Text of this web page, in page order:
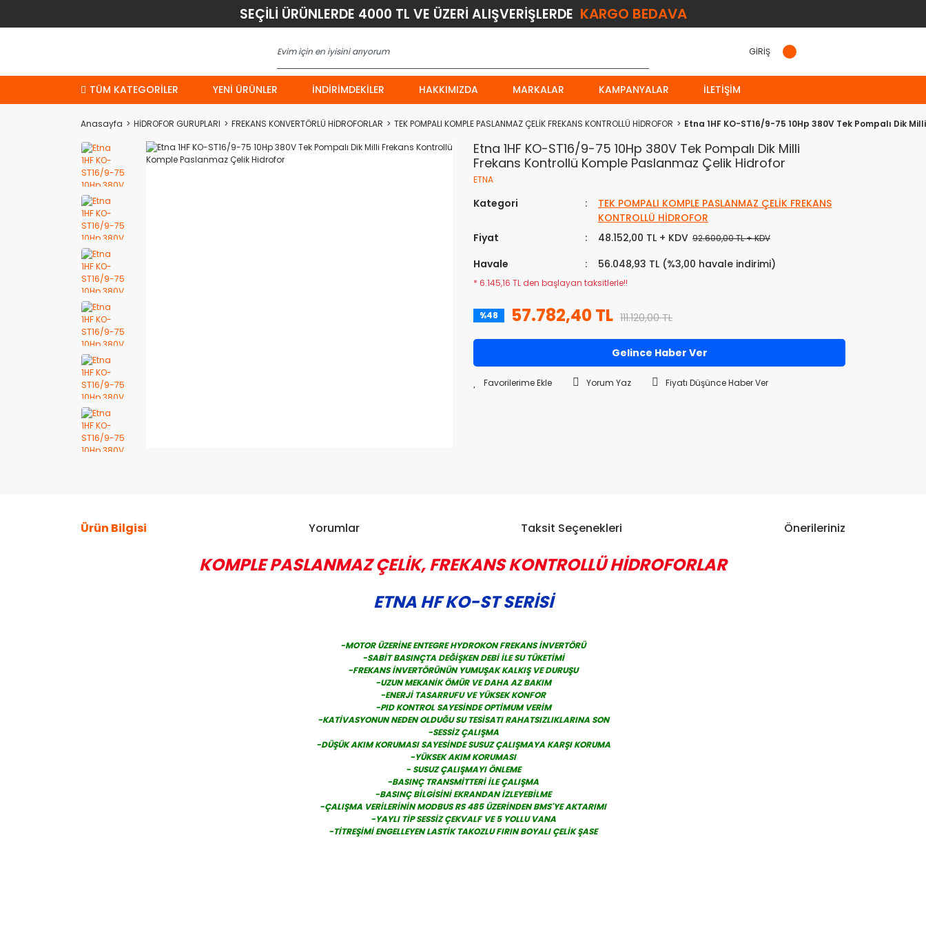
SEÇİLİ ÜRÜNLERDE 4000 TL VE ÜZERİ ALIŞVERİŞLERDE KARGO BEDAVA
GİRİŞ
TÜM KATEGORİLER YENI ÜRÜNLER İNDIRIMDEKILER HAKKIMIZDA MARKALAR KAMPANYALAR İLETIŞIM
Anasayfa HİDROFOR GURUPLARI FREKANS KONVERTÖRLÜ HİDROFORLAR TEK POMPALI KOMPLE PASLANMAZ ÇELİK FREKANS KONTROLLÜ HİDROFOR Etna 1HF KO-ST16/9-75 10Hp 380V Tek Pompalı Dik
Etna 1HF KO-ST16/9-75 10Hp 380V Tek Pompalı Dik Milli
Frekans Kontrollü Komple Paslanmaz Çelik Hidrofor
ETNA
Kategori
TEK POMPALI KOMPLE PASLANMAZ ÇELİK FREKANS
KONTROLLÜ HİDROFOR
Fiyat
48.152,00 TL + KDV 92.600,00 TL + KDV
Havale 56.048,93 TL (%3,00 havale indirimi)
* 6.145,16 TL den başlayan taksitlerle!!
%48 57.782,40 TL 111.120,00 TL
Gelince Haber Ver
Yorum Yaz Fiyatı Düşünce Haber Ver
Ürün Bilgisi Yorumlar Taksit Seçenekleri Önerileriniz
KOMPLE PASLANMAZ ÇELİK, FREKANS KONTROLLÜ HİDROFORLAR
ETNA HF KO-ST SERİSİ
-MOTOR ÜZERİNE ENTEGRE HYDROKON FREKANS İNVERTÖRÜ
-SABİT BASINÇTA DEĞİŞKEN DEBİ İLE SU TÜKETİMİ
-FREKANS İNVERTÖRÜNÜN YUMUŞAK KALKIŞ VE DURUŞU
-UZUN MEKANİK ÖMÜR VE DAHA AZ BAKIM
-ENERJİ TASARRUFU VE YÜKSEK KONFOR
-PID KONTROL SAYESİNDE OPTİMUM VERİM
-KATİVASYONUN NEDEN OLDUĞU SU TESİSATI RAHATSIZLIKLARINA SON
-SESSİZ ÇALIŞMA
-DÜŞÜK AKIM KORUMASI SAYESİNDE SUSUZ ÇALIŞMAYA KARŞI KORUMA
-YÜKSEK AKIM KORUMASI
- SUSUZ ÇALIŞMAYI ÖNLEME
-BASINÇ TRANSMİTTERİ İLE ÇALIŞMA
-BASINÇ BİLGİSİNİ EKRANDAN İZLEYEBİLME
-ÇALIŞMA VERİLERİNİN MODBUS RS 485 ÜZERİNDEN BMS'YE AKTARIMI
-YAYLI TİP SESSİZ ÇEKVALF VE 5 YOLLU VANA
-TİTREŞİMİ ENGELLEYEN LASTİK TAKOZLU FIRIN BOYALI ÇELİK ŞASE